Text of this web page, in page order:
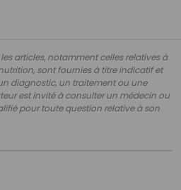
articles, notamment celles relatives à
sont fournies à titre indicatif et
diagnostic, un traitement ou une
est invité à consulter un médecin ou
pour toute question relative à son